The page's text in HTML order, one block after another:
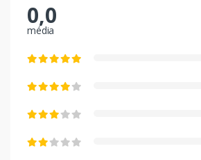
0,0
média